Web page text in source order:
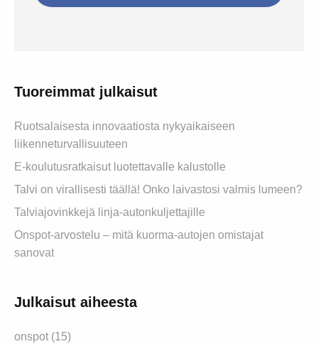
Tuoreimmat julkaisut
Ruotsalaisesta innovaatiosta nykyaikaiseen
liikenneturvallisuuteen
E-koulutusratkaisut luotettavalle kalustolle
Talvi on virallisesti täällä! Onko laivastosi valmis lumeen?
Talviajovinkkejä linja-autonkuljettajille
Onspot-arvostelu – mitä kuorma-autojen omistajat
sanovat
Julkaisut aiheesta
onspot (15)